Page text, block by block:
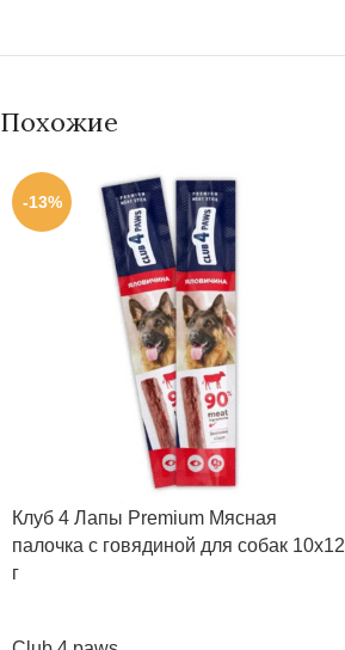
Похожие
-13%
Клуб 4 Лапы Premium Мясная
палочка с говядиной для собак 10х12
г